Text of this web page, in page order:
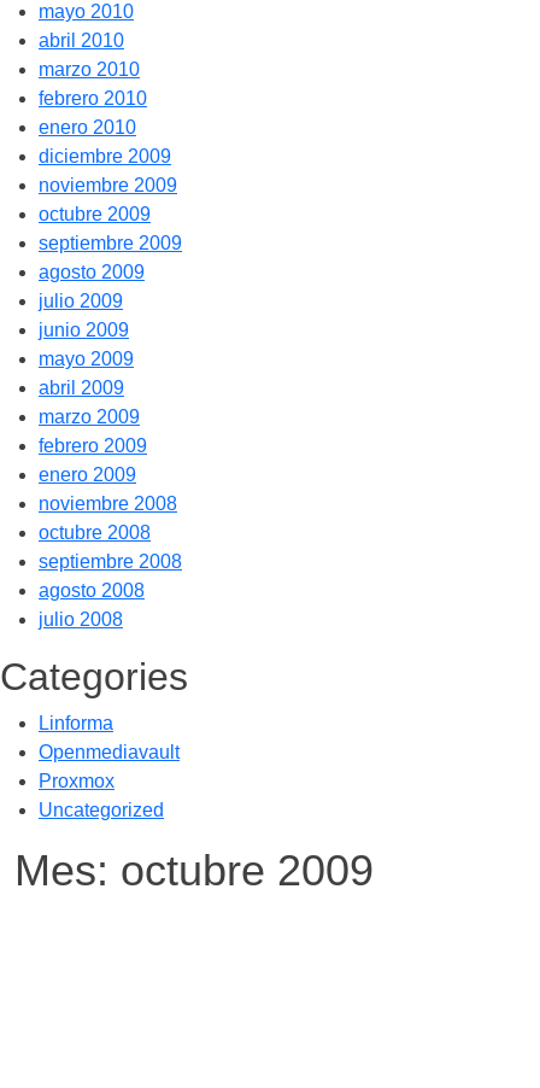
mayo 2010
abril 2010
marzo 2010
febrero 2010
enero 2010
diciembre 2009
noviembre 2009
octubre 2009
septiembre 2009
agosto 2009
julio 2009
junio 2009
mayo 2009
abril 2009
marzo 2009
febrero 2009
enero 2009
noviembre 2008
octubre 2008
septiembre 2008
agosto 2008
julio 2008
Categories
Linforma
Openmediavault
Proxmox
Uncategorized
Mes: octubre 2009